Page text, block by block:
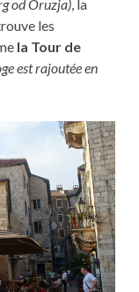
od Oruzja), la
les
la Tour de
est rajoutée en